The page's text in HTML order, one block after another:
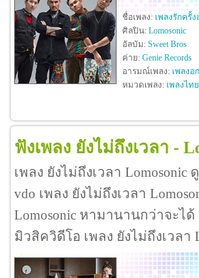
ชื่อเพลง: เพลงรักครั้
ศิลปิน: Lomosonic
อัลบัม: Sweet Bros
ค่าย: Genie Records
อารมณ์เพลง: เพลงอ
หมวดเพลง: เพลงไทย
ฟังเพลง ยังไม่ถึงเวลา -
เพลง ยังไม่ถึงเวลา Lomosonic
vdo เพลง ยังไม่ถึงเวลา
Lomosonic หามานานกว่าจะได้
มิวสิควิดีโอ เพลง ยังไม่ถึงเวลา